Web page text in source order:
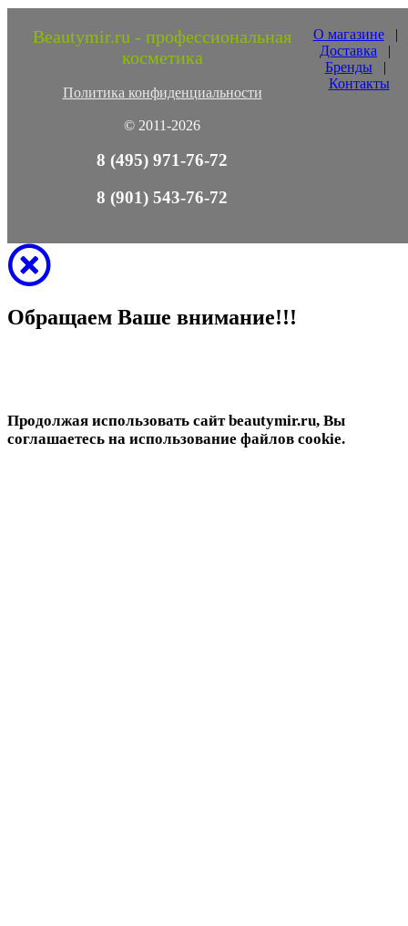
Beautymir.ru - профессиональная
косметика
Политика конфиденциальности
© 2011-2026
О магазине|
Доставка |
Бренды |
Контакты
8 (495) 971-76-72
8 (901) 543-76-72
Обращаем Ваше внимание!!!
Продолжая использовать сайт beautymir.ru, Вы
соглашаетесь на использование файлов cookie.